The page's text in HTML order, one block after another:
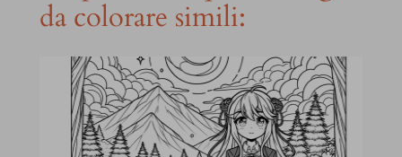
da colorare simili: